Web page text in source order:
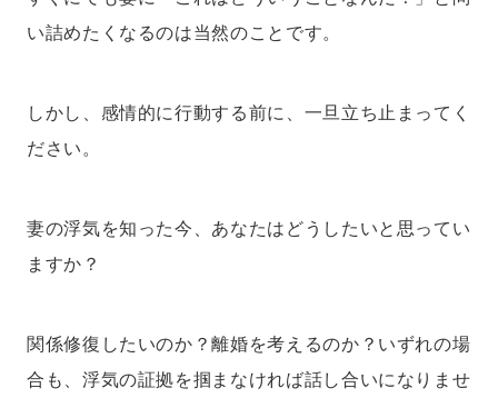
い詰めたくなるのは当然のことです。
しかし、感情的に行動する前に、一旦立ち止まってく
ださい。
妻の浮気を知った今、あなたはどうしたいと思ってい
ますか？
関係修復したいのか？離婚を考えるのか？いずれの場
合も、浮気の証拠を掴まなければ話し合いになりませ